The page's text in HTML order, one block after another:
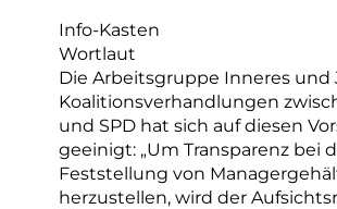
Info-Kasten
Wortlaut
Die Arbeitsgruppe Inneres und
Koalitionsverhandlungen
und SPD hat sich auf diesen
geeinigt: „Um Transparenz bei
Feststellung von
herzustellen, wird der